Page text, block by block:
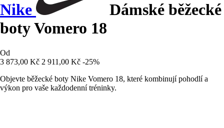
Nike
Dámské běžecké
boty Vomero 18
Od
3 873,00 Kč 2 911,00 Kč -25%
Objevte běžecké boty Nike Vomero 18, které kombinují pohodlí a
výkon pro vaše každodenní tréninky.